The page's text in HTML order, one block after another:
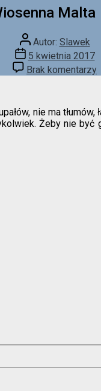
Malta
Autor
wpisu
Autor: Slawek
Data
wpisu
5 kwietnia 2017
Brak komentarzydo
nie ma
Żeby nie być